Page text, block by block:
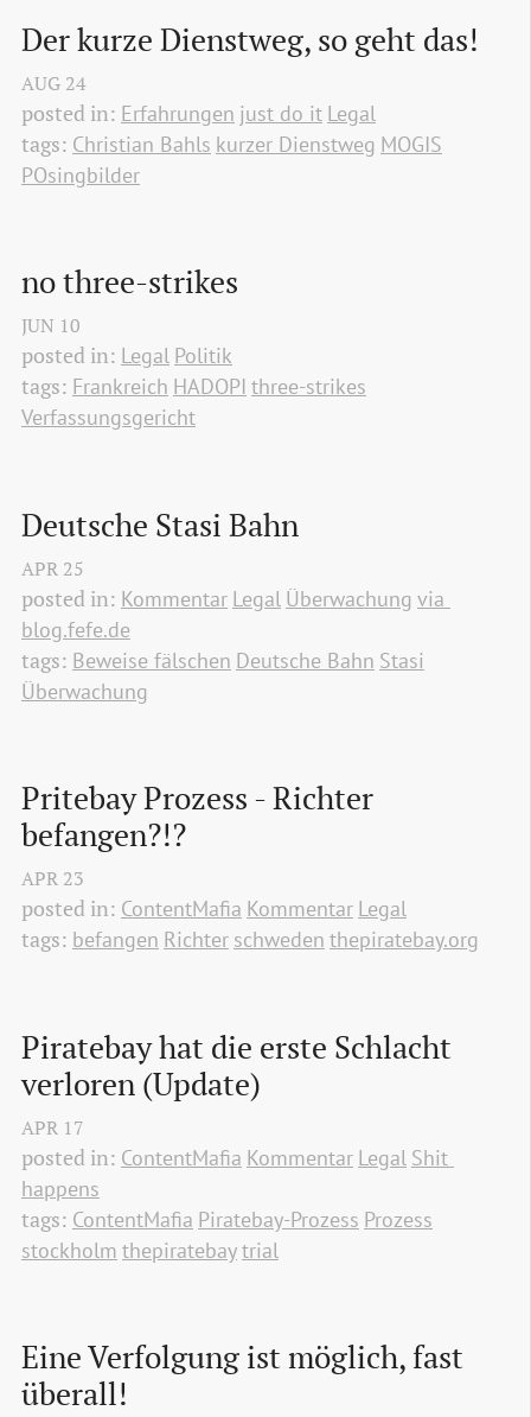
Der kurze Dienstweg, so geht das!
AUG 24
posted in: Erfahrungen just do it Legal
tags: Christian Bahls kurzer Dienstweg MOGIS
POsingbilder
no three-strikes
JUN 10
posted in: Legal Politik
tags: Frankreich HADOPI three-strikes
Verfassungsgericht
Deutsche Stasi Bahn
APR 25
posted in: Kommentar Legal Überwachung via
blog.fefe.de
tags: Beweise fälschen Deutsche Bahn Stasi
Überwachung
Pritebay Prozess - Richter
befangen?!?
APR 23
posted in: ContentMafia Kommentar Legal
tags: befangen Richter schweden thepiratebay.org
Piratebay hat die erste Schlacht
verloren (Update)
APR 17
posted in: ContentMafia Kommentar Legal Shit
happens
tags: ContentMafia Piratebay-Prozess Prozess
stockholm thepiratebaytrial
Eine Verfolgung ist möglich, fast
überall!